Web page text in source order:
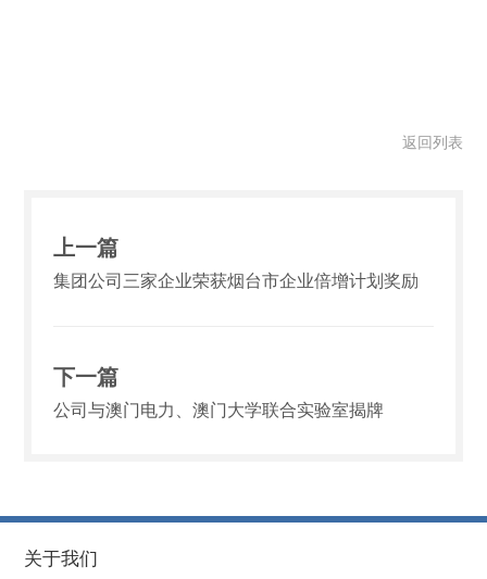
返回列表
上一篇
集团公司三家企业荣获烟台市企业倍增计划奖励
下一篇
公司与澳门电力、澳门大学联合实验室揭牌
关于我们